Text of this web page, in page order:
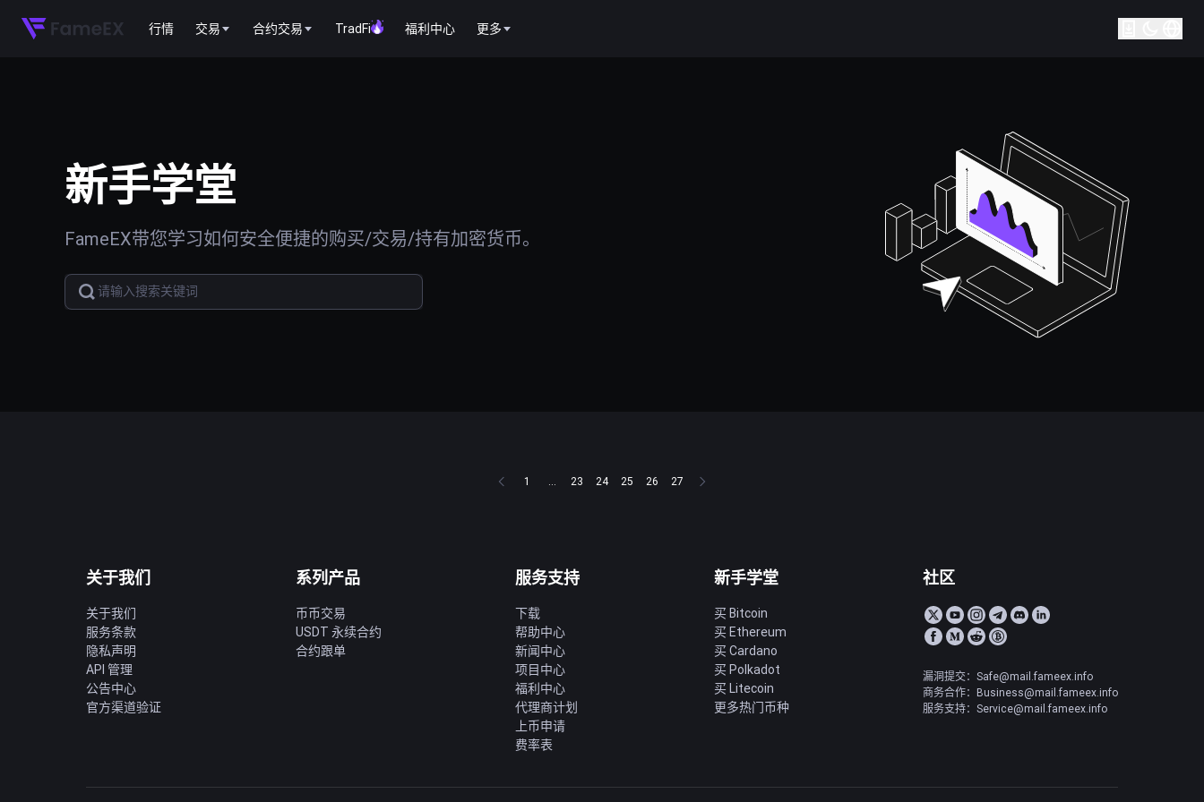
行情 交易 合约交易 TradFi 福利中心 更多
新手学堂
FameEX带您学习如何安全便捷的购买/交易/持有加密货币。
1 ... 23 24 25 26 27
关于我们
关于我们
服务条款
隐私声明
API 管理
公告中心
官方渠道验证
系列产品
币币交易
USDT 永续合约
合约跟单
服务支持
下载
帮助中心
新闻中心
项目中心
福利中心
代理商计划
上币申请
费率表
新手学堂
买 Bitcoin
买 Ethereum
买 Cardano
买 Polkadot
买 Litecoin
更多热门币种
社区
漏洞提交：Safe@mail.fameex.info
商务合作：Business@mail.fameex.info
服务支持：Service@mail.fameex.info